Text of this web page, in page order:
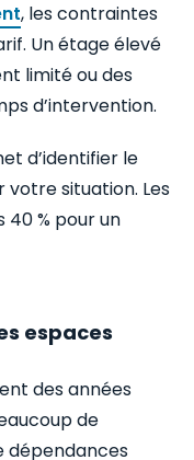
, les contraintes
Un étage élevé
limité ou des
d’intervention.
d’identifier le
situation. Les
% pour un
espaces
des années
de
dépendances